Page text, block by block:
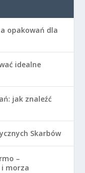
opakowań dla
idealne
jak znaleźć
Skarbów
–
i morza